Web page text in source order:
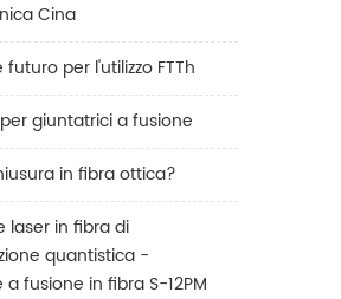
Cina
futuro per l'utilizzo FTTh
giuntatrici a fusione
in fibra ottica?
laser in fibra di
quantistica -
fusione in fibra S-12PM